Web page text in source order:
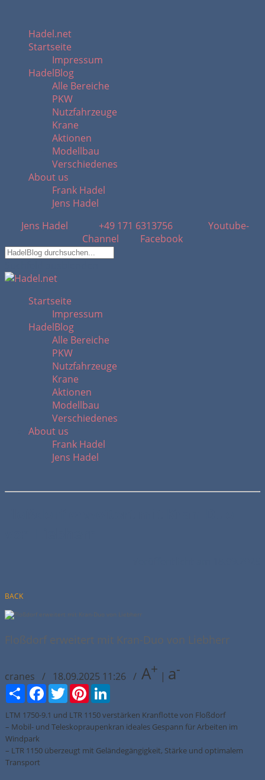
Hadel.net
Startseite
Impressum
HadelBlog
Alle Bereiche
PKW
Nutzfahrzeuge
Krane
Aktionen
Modellbau
Verschiedenes
About us
Frank Hadel
Jens Hadel
Jens Hadel
+49 171 6313756
Youtube-
Channel
Facebook
Startseite
Impressum
HadelBlog
Alle Bereiche
PKW
Nutzfahrzeuge
Krane
Aktionen
Modellbau
Verschiedenes
About us
Frank Hadel
Jens Hadel
BACK
Floßdorf erweitert mit Kran-Duo von Liebherr
cranes / 18.09.2025 11:26 / A+ | a-
Сподели FacebookTwitter Pinterest
LTM 1750-9.1 und LTR 1150 verstärken Kranflotte von Floßdorf
– Mobil- und Teleskopraupenkran ideales Gespann für Arbeiten im
Windpark
– LTR 1150 überzeugt mit Geländegängigkeit, Stärke und optimalem
Transport